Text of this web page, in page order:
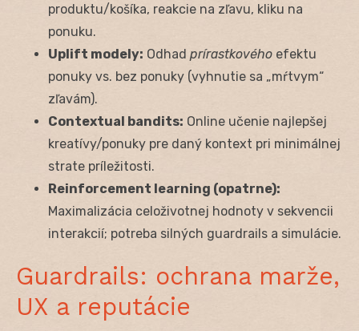
produktu/košíka, reakcie na zľavu, kliku na
ponuku.
Uplift modely: Odhad prírastkového efektu
ponuky vs. bez ponuky (vyhnutie sa „mŕtvym“
zľavám).
Contextual bandits: Online učenie najlepšej
kreatívy/ponuky pre daný kontext pri minimálnej
strate príležitosti.
Reinforcement learning (opatrne):
Maximalizácia celoživotnej hodnoty v sekvencii
interakcií; potreba silných guardrails a simulácie.
Guardrails: ochrana marže,
UX a reputácie